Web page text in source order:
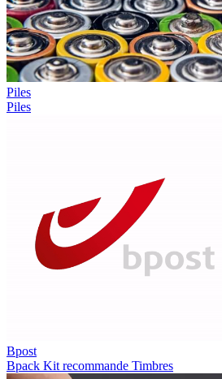
Piles
Piles
Bpost
Bpack Kit recommande Timbres